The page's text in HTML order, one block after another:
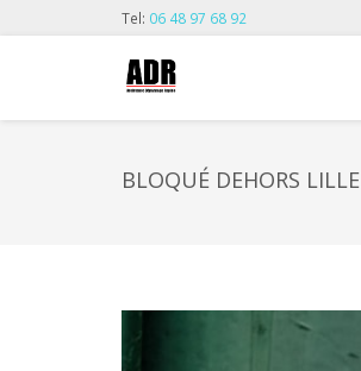
Tel: 06 48 97 68 92
BLOQUÉ DEHORS LILLE